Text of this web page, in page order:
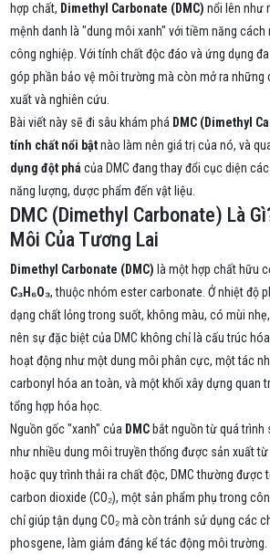
hợp chất, Dimethyl Carbonate (DMC) nổi lên như
mệnh danh là "dung môi xanh" với tiềm năng cách
công nghiệp. Với tính chất độc đáo và ứng dụng
góp phần bảo vệ môi trường mà còn mở ra những
xuất và nghiên cứu.
Bài viết này sẽ đi sâu khám phá DMC (Dimethyl
tính chất nổi bậtnào làm nên giá trị của nó, và
dụng đột phá của DMC đang thay đổi cục diện
năng lượng, dược phẩm đến vật liệu.
DMC (Dimethyl Carbonate) Là
Môi Của Tương Lai
Dimethyl Carbonate (DMC) là một hợp chất hữu
C₃H₆O₃, thuộc nhóm ester carbonate. Ở nhiệt độ
dạng chất lỏng trong suốt, không màu, có mùi
nên sự đặc biệt của DMC không chỉ là cấu trúc
hoạt động như một dung môi phân cực, một tác
carbonyl hóa an toàn, và một khối xây dựng quan
tổng hợp hóa học.
Nguồn gốc "xanh" của DMCbắt nguồn từ quá trình
như nhiều dung môi truyền thống được sản xuất
hoặc quy trình thải ra chất độc, DMC thường được
carbon dioxide (CO₂), một sản phẩm phụ trong
chỉ giúp tận dụng CO₂ mà còn tránh sử dụng các
phosgene, làm giảm đáng kể tác động môi trường.